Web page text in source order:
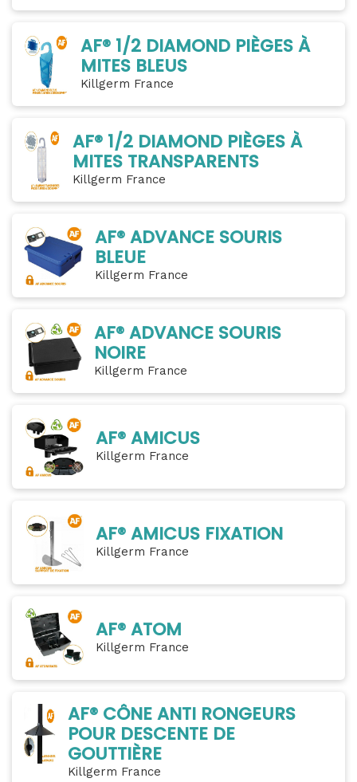
AF® 1/2 DIAMOND PIÈGES À
MITES BLEUS
Killgerm France
AF® 1/2 DIAMOND PIÈGES À
MITES TRANSPARENTS
Killgerm France
AF® ADVANCE SOURIS
BLEUE
Killgerm France
AF® ADVANCE SOURIS
NOIRE
Killgerm France
AF® AMICUS
Killgerm France
AF® AMICUS FIXATION
Killgerm France
AF® ATOM
Killgerm France
AF® CÔNE ANTI RONGEURS
POUR DESCENTE DE
GOUTTIÈRE
Killgerm France